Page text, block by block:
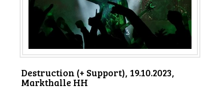
Destruction (+ Support), 19.10.2023,
Markthalle HH